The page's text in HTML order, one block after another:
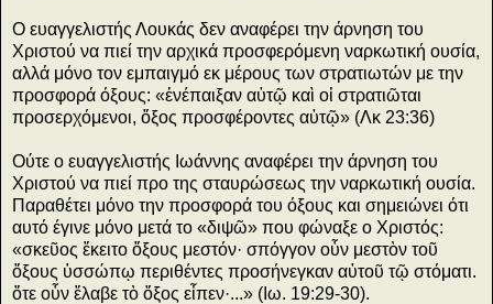
Ο ευαγγελιστής Λουκάς δεν αναφέρει την άρνηση του
Χριστού να πιεί την αρχικά προσφερόμενη ναρκωτική ουσία,
αλλά μόνο τον εμπαιγμό εκ μέρους των στρατιωτών με την
προσφορά όξους: «ἐνέπαιξαν αὐτῷ καὶ οἱ στρατιῶται
προσερχόμενοι, ὄξος προσφέροντες αὐτῷ» (Λκ 23:36)
Ούτε ο ευαγγελιστής Ιωάννης αναφέρει την άρνηση του
Χριστού να πιεί προ της σταυρώσεως την ναρκωτική ουσία.
Παραθέτει μόνο την προσφορά του όξους και σημειώνει ότι
αυτό έγινε μόνο μετά το «διψῶ» που φώναξε ο Χριστός:
«σκεῦος ἔκειτο ὄξους μεστόν· σπόγγον οὗν μεστὸν τοῦ
ὄξους ὑσσώπῳ περιθέντες προσήνεγκαν αὐτοῦ τῷ στόματι.
ὅτε οὗν ἔλαβε τὸ ὄξος εἶπεν·...» (Ιω. 19:29-30).